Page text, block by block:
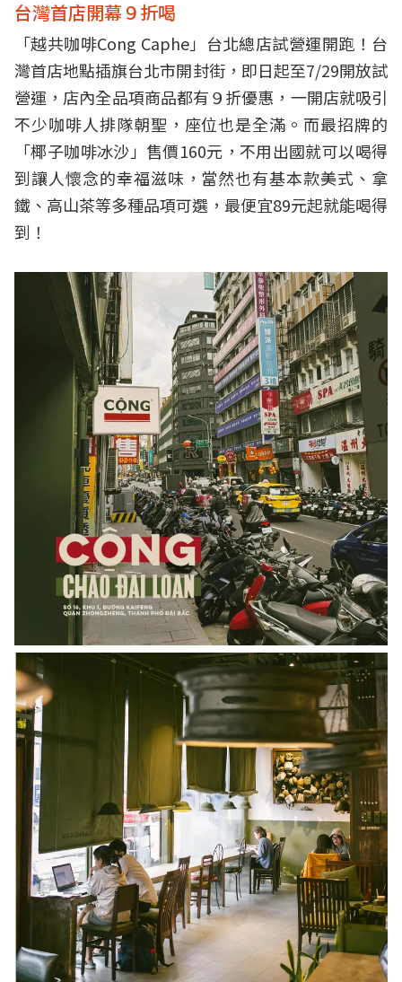
台灣首店開幕９折喝
「越共咖啡Cong Caphe」台北總店試營運開跑！台
灣首店地點插旗台北市開封街，即日起至7/29開放試
營運，店內全品項商品都有９折優惠，一開店就吸引
不少咖啡人排隊朝聖，座位也是全滿。而最招牌的
「椰子咖啡冰沙」售價160元，不用出國就可以喝得
到讓人懷念的幸福滋味，當然也有基本款美式、拿
鐵、高山茶等多種品項可選，最便宜89元起就能喝得
到！